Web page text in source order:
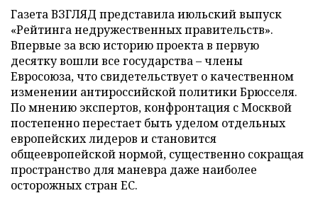
Газета ВЗГЛЯД представила июльский выпуск
«Рейтинга недружественных правительств».
Впервые за всю историю проекта в первую
десятку вошли все государства – члены
Евросоюза, что свидетельствует о качественном
изменении антироссийской политики Брюсселя.
По мнению экспертов, конфронтация с Москвой
постепенно перестает быть уделом отдельных
европейских лидеров и становится
общеевропейской нормой, существенно сокращая
пространство для маневра даже наиболее
осторожных стран ЕС.